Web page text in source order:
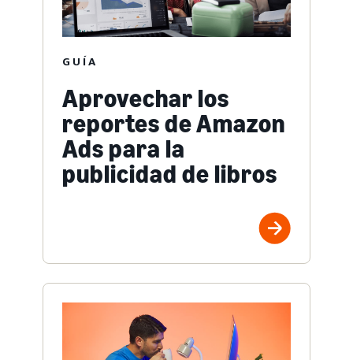
GUÍA
Aprovechar los
reportes de Amazon
Ads para la
publicidad de libros